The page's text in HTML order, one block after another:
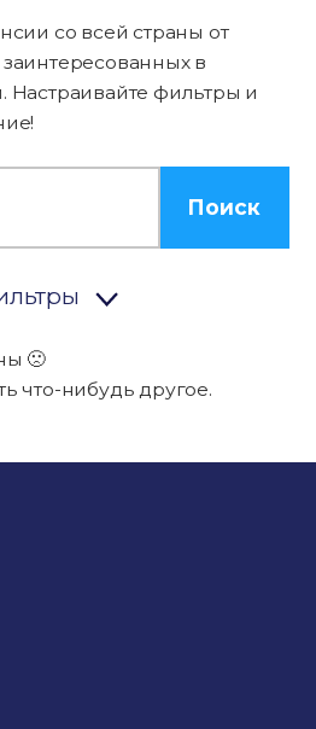
со всей страны от
в
Настраивайте фильтры и
Поиск
🙁
что-нибудь другое.